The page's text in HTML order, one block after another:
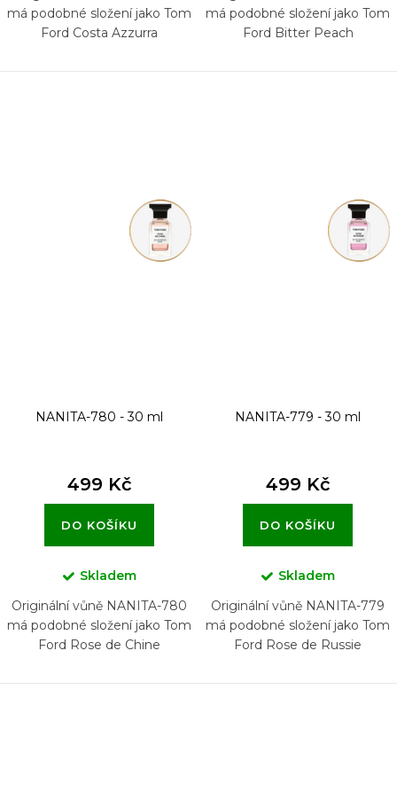
má podobné složení jako Tom
Ford Costa Azzurra
má podobné složení jako Tom
Ford Bitter Peach
NANITA-780 - 30 ml
499 Kč
DO KOŠÍKU
Skladem
Originální vůně NANITA-780
má podobné složení jako Tom
Ford Rose de Chine
NANITA-779 - 30 ml
499 Kč
DO KOŠÍKU
Skladem
Originální vůně NANITA-779
má podobné složení jako Tom
Ford Rose de Russie